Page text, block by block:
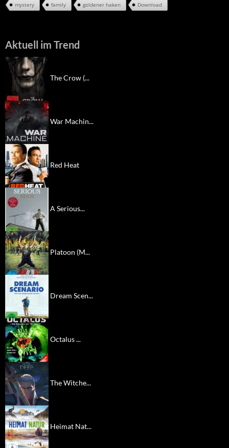
mystery family goldener haken Download
Aktuell im Trend
The Crow (...
War Machin...
Red Heat
A Serious...
Platoon (M...
Dream Scen...
Octalus ...
The Witche...
Heimat Nat...